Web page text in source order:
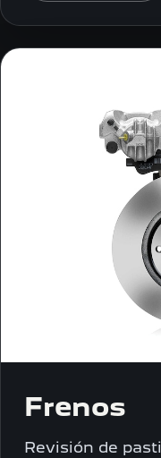
Frenos
Revisión de